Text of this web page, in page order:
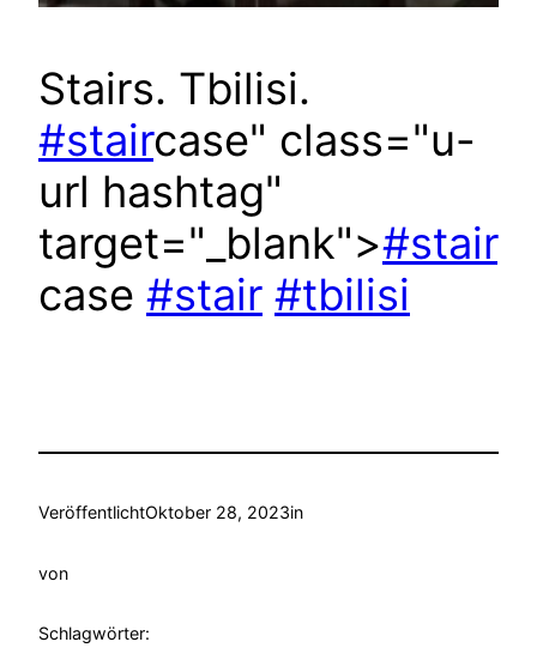
Stairs. Tbilisi.
#staircase" class="u-
url hashtag"
target="_blank">#stair
case #stair #tbilisi
VeröffentlichtOktober 28, 2023in
von
Schlagwörter: